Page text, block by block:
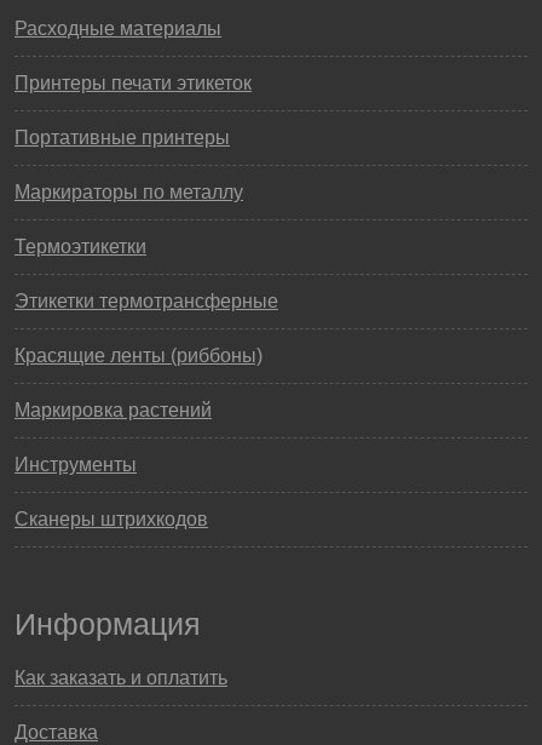
Расходные материалы
Принтеры печати этикеток
Портативные принтеры
Маркираторы по металлу
Термоэтикетки
Этикетки термотрансферные
Красящие ленты (риббоны)
Маркировка растений
Инструменты
Сканеры штрихкодов
Информация
Как заказать и оплатить
Доставка